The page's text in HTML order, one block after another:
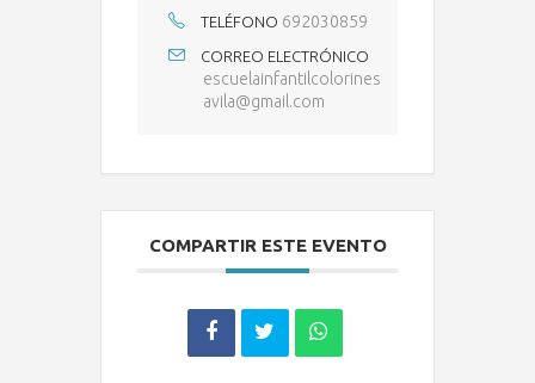
TELÉFONO 692030859
CORREO ELECTRÓNICO
escuelainfantilcolorines
avila@gmail.com
COMPARTIR ESTE EVENTO